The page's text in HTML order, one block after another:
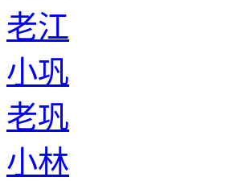
老江
小巩
老巩
小林